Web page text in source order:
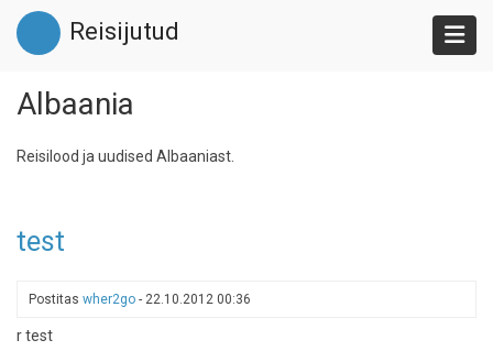
Liigu
edasi
põhisisu
Reisijutud
Albaania
Reisilood ja uudised Albaaniast.
test
Postitas wher2go - 22.10.2012 00:36
r test